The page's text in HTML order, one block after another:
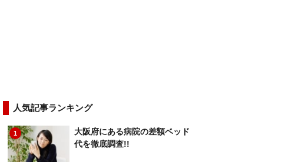
人気記事ランキング
1
大阪府にある病院の差額ベッド
代を徹底調査!!